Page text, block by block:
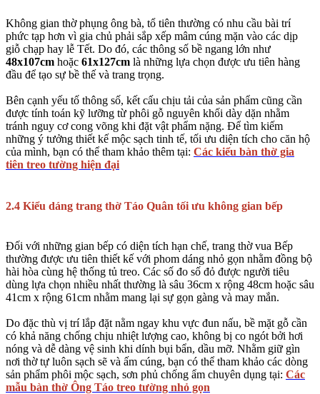
Không gian thờ phụng ông bà, tổ tiên thường có nhu cầu bài trí
phức tạp hơn vì gia chủ phải sắp xếp mâm cúng mặn vào các dịp
giỗ chạp hay lễ Tết. Do đó, các thông số bề ngang lớn như
48x107cm hoặc 61x127cm là những lựa chọn được ưu tiên hàng
đầu để tạo sự bề thế và trang trọng.
Bên cạnh yếu tố thông số, kết cấu chịu tải của sản phẩm cũng cần
được tính toán kỹ lưỡng từ phôi gỗ nguyên khối dày dặn nhằm
tránh nguy cơ cong võng khi đặt vật phẩm nặng. Để tìm kiếm
những ý tưởng thiết kế mộc sạch tinh tế, tối ưu diện tích cho căn hộ
của mình, bạn có thể tham khảo thêm tại: Các kiểu bàn thờ gia
tiên treo tường hiện đại
2.4 Kiểu dáng trang thờ Táo Quân tối ưu không gian bếp
Đối với những gian bếp có diện tích hạn chế, trang thờ vua Bếp
thường được ưu tiên thiết kế với phom dáng nhỏ gọn nhằm đồng bộ
hài hòa cùng hệ thống tủ treo. Các số đo số đỏ được người tiêu
dùng lựa chọn nhiều nhất thường là sâu 36cm x rộng 48cm hoặc sâu
41cm x rộng 61cm nhằm mang lại sự gọn gàng và may mắn.
Do đặc thù vị trí lắp đặt nằm ngay khu vực đun nấu, bề mặt gỗ cần
có khả năng chống chịu nhiệt lượng cao, không bị co ngót bởi hơi
nóng và dễ dàng vệ sinh khi dính bụi bẩn, dầu mỡ. Nhằm giữ gìn
nơi thờ tự luôn sạch sẽ và ấm cúng, bạn có thể tham khảo các dòng
sản phẩm phôi mộc sạch, sơn phủ chống ẩm chuyên dụng tại: Các
mẫu bàn thờ Ông Táo treo tường nhỏ gọn